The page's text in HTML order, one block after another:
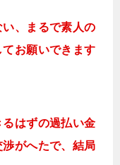
、まるで素人の
お願いできます
はずの過払い金
がへたで、結局